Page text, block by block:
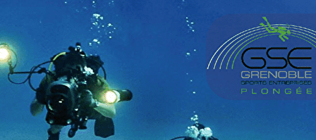
Exporter les lignes sélectionnées
Exporter toutes les colonnes
Exporter uniquement les colonnes affichées
Menu
Ajoutez un logo, un bouton, des réseaux sociaux
Cliquez pour éditer